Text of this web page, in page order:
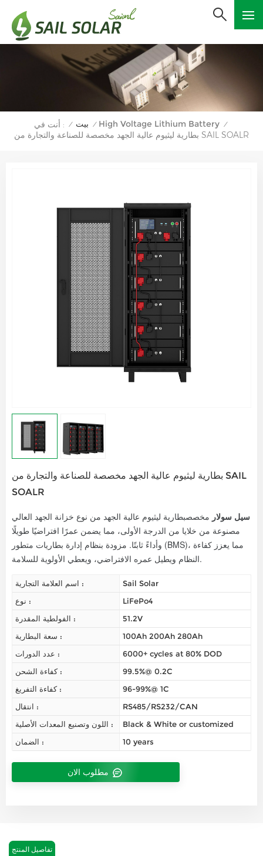
أنت في : / بيت / High Voltage Lithium Battery /
بطارية ليثيوم عالية الجهد مخصصة للصناعة والتجارة من SAIL SOALR
بطارية ليثيوم عالية الجهد مخصصة للصناعة والتجارة من SAIL
SOALR
سيل سولار مخصصبطارية ليثيوم عالية الجهد من نوع خزانة الجهد العالي
مصنوعة من خلايا من الدرجة الأولى، مما يضمن عمرًا افتراضيًا طويلًا
وأداءً ثابتًا. مزودة بنظام إدارة بطاريات متطور (BMS)، مما يعزز كفاءة
النظام ويطيل عمره الافتراضي، ويعطي الأولوية للسلامة.
اسم العلامة التجارية :
Sail Solar
نوع :
LiFePo4
الفولطية المقدرة :
51.2V
سعة البطارية :
100Ah 200Ah 280Ah
عدد الدورات :
6000+ cycles at 80% DOD
كفاءة الشحن :
99.5%@ 0.2C
كفاءة التفريغ :
96-99%@ 1C
انتقال :
RS485/RS232/CAN
اللون وتصنيع المعدات الأصلية :
Black & White or customized
الضمان :
10 years
تفاصيل المنتج